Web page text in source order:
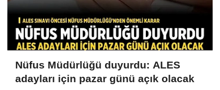
Nüfus Müdürlüğü duyurdu: ALES
adayları için pazar günü açık olacak